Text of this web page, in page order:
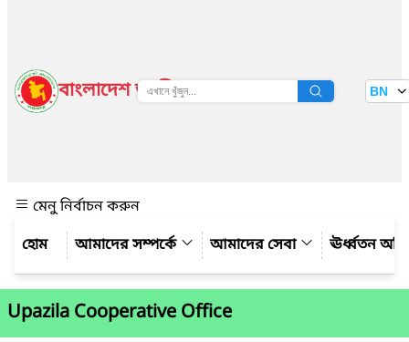
বাংলাদেশ জাতীয় তথ্য বাতায়ন BN
মেনু নির্বাচন করুন
আমাদের সম্পর্কে
আমাদের সেবা ঊর্ধ্বতন
Upazila Cooperative Office